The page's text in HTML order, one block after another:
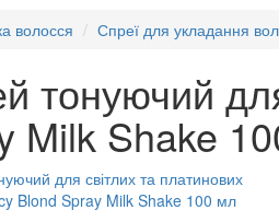
волосся
Спреї для укладання
тонуючий
Milk Shake